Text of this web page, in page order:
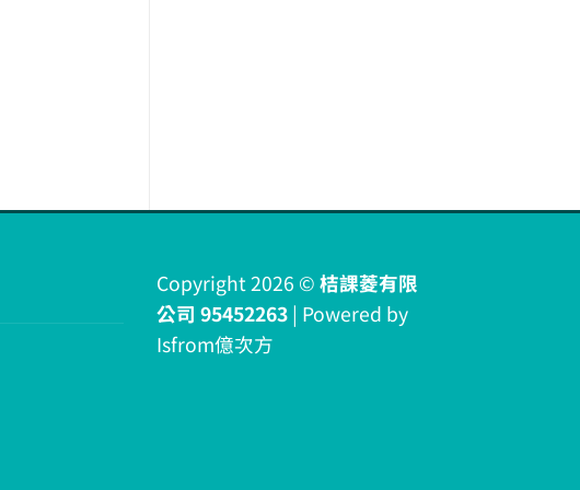
Copyright 2026 © 桔課菱有限
公司 95452263 | Powered by
Isfrom億次方